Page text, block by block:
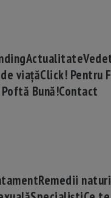
Actualitate
viațăClick! Pentru
Bună!Contact
Remedii